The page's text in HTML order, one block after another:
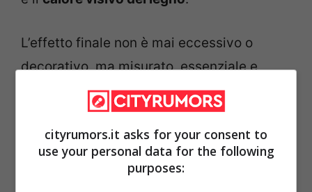
L’effetto finale non è mai eccessivo o
decorativo, ma misurato, essenziale e
studiato per durare nel tempo.
cityrumors.it asks for your consent to
use your personal data for the following
purposes: